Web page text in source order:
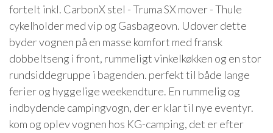
fortelt inkl. CarbonX stel - Truma SX mover - Thule
cykelholder med vip og Gasbageovn. Udover dette
byder vognen på en masse komfort med fransk
dobbeltseng i front, rummeligt vinkelkøkken og en stor
rundsiddegruppe i bagenden. perfekt til både lange
ferier og hyggelige weekendture. En rummelig og
indbydende campingvogn, der er klar til nye eventyr.
kom og oplev vognen hos KG-camping, det er efter